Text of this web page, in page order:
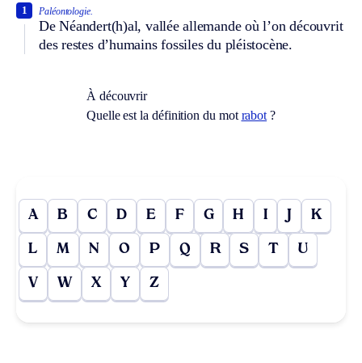
Paléontologie.
De Néandert(h)al, vallée allemande où l’on découvrit
des restes d’humains fossiles du pléistocène.
1
À découvrir
Quelle est la définition du mot rabot ?
A B C D E F G H I J K
L M N O P Q R S T U
V W X Y Z